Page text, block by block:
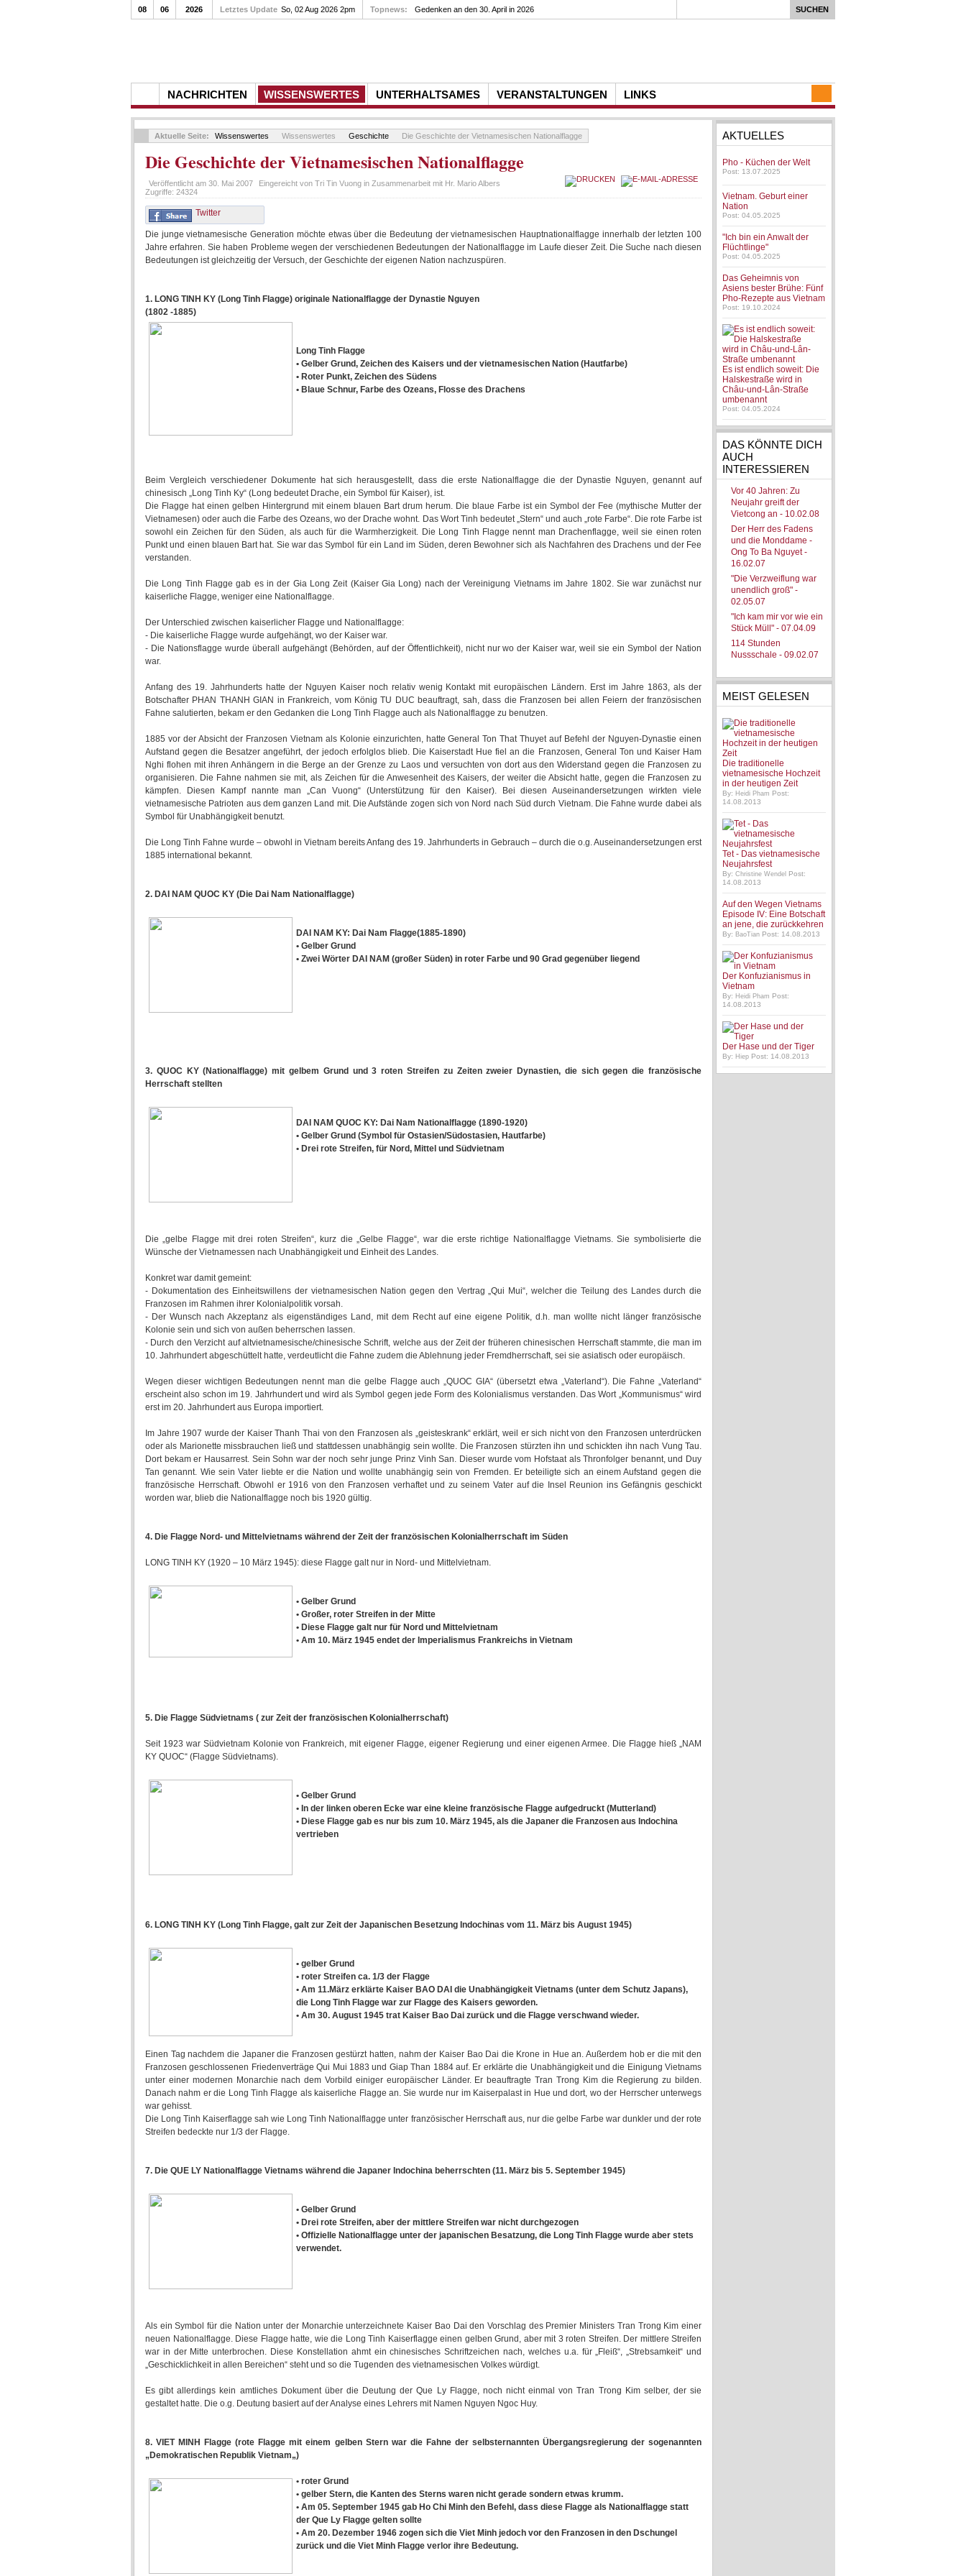
NACHRICHTEN WISSENSWERTES UNTERHALTSAMES VERANSTALTUNGEN LINKS
08 06 2026 Letztes Update So, 02 Aug 2026 2pm Topnews: Gedenkfeier zum 10. Todestag von Rupert Neudeck am...
Aktuelle Seite: Wissenswertes Wissenswertes Geschichte Die Geschichte der Vietnamesischen Nationalflagge
Die Geschichte der Vietnamesischen Nationalflagge
Veröffentlicht am 30. Mai 2007 Eingereicht von Tri Tin Vuong in Zusammenarbeit mit Hr. Mario Albers
Zugriffe: 24324
Twitter
Die junge vietnamesische Generation möchte etwas über die Bedeutung der vietnamesischen Hauptnationalflagge innerhalb der letzten 100
Jahre erfahren. Sie haben Probleme wegen der verschiedenen Bedeutungen der Nationalflagge im Laufe dieser Zeit. Die Suche nach diesen
Bedeutungen ist gleichzeitig der Versuch, der Geschichte der eigenen Nation nachzuspüren.
1. LONG TINH KY (Long Tinh Flagge) originale Nationalflagge der Dynastie Nguyen
(1802 -1885)
Long Tinh Flagge
• Gelber Grund, Zeichen des Kaisers und der vietnamesischen Nation (Hautfarbe)
• Roter Punkt, Zeichen des Südens
• Blaue Schnur, Farbe des Ozeans, Flosse des Drachens
Beim Vergleich verschiedener Dokumente hat sich herausgestellt, dass die erste Nationalflagge die der Dynastie Nguyen, genannt auf
chinesisch „Long Tinh Ky“ (Long bedeutet Drache, ein Symbol für Kaiser), ist.
Die Flagge hat einen gelben Hintergrund mit einem blauen Bart drum herum. Die blaue Farbe ist ein Symbol der Fee (mythische Mutter der
Vietnamesen) oder auch die Farbe des Ozeans, wo der Drache wohnt. Das Wort Tinh bedeutet „Stern“ und auch „rote Farbe“. Die rote Farbe ist
sowohl ein Zeichen für den Süden, als auch für die Warmherzigkeit. Die Long Tinh Flagge nennt man Drachenflagge, weil sie einen roten
Punkt und einen blauen Bart hat. Sie war das Symbol für ein Land im Süden, deren Bewohner sich als Nachfahren des Drachens und der Fee
verstanden.
Die Long Tinh Flagge gab es in der Gia Long Zeit (Kaiser Gia Long) nach der Vereinigung Vietnams im Jahre 1802. Sie war zunächst nur
kaiserliche Flagge, weniger eine Nationalflagge.
Der Unterschied zwischen kaiserlicher Flagge und Nationalflagge:
- Die kaiserliche Flagge wurde aufgehängt, wo der Kaiser war.
- Die Nationsflagge wurde überall aufgehängt (Behörden, auf der Öffentlichkeit), nicht nur wo der Kaiser war, weil sie ein Symbol der Nation
war.
Anfang des 19. Jahrhunderts hatte der Nguyen Kaiser noch relativ wenig Kontakt mit europäischen Ländern. Erst im Jahre 1863, als der
Botschafter PHAN THANH GIAN in Frankreich, vom König TU DUC beauftragt, sah, dass die Franzosen bei allen Feiern der französischen
Fahne salutierten, bekam er den Gedanken die Long Tinh Flagge auch als Nationalflagge zu benutzen.
1885 vor der Absicht der Franzosen Vietnam als Kolonie einzurichten, hatte General Ton That Thuyet auf Befehl der Nguyen-Dynastie einen
Aufstand gegen die Besatzer angeführt, der jedoch erfolglos blieb. Die Kaiserstadt Hue fiel an die Franzosen, General Ton und Kaiser Ham
Nghi flohen mit ihren Anhängern in die Berge an der Grenze zu Laos und versuchten von dort aus den Widerstand gegen die Franzosen zu
organisieren. Die Fahne nahmen sie mit, als Zeichen für die Anwesenheit des Kaisers, der weiter die Absicht hatte, gegen die Franzosen zu
kämpfen. Diesen Kampf nannte man „Can Vuong“ (Unterstützung für den Kaiser). Bei diesen Auseinandersetzungen wirkten viele
vietnamesische Patrioten aus dem ganzen Land mit. Die Aufstände zogen sich von Nord nach Süd durch Vietnam. Die Fahne wurde dabei als
Symbol für Unabhängigkeit benutzt.
Die Long Tinh Fahne wurde – obwohl in Vietnam bereits Anfang des 19. Jahrhunderts in Gebrauch – durch die o.g. Auseinandersetzungen erst
1885 international bekannt.
2. DAI NAM QUOC KY (Die Dai Nam Nationalflagge)
DAI NAM KY: Dai Nam Flagge(1885-1890)
• Gelber Grund
• Zwei Wörter DAI NAM (großer Süden) in roter Farbe und 90 Grad gegenüber liegend
3. QUOC KY (Nationalflagge) mit gelbem Grund und 3 roten Streifen zu Zeiten zweier Dynastien, die sich gegen die französische
Herrschaft stellten
DAI NAM QUOC KY: Dai Nam Nationalflagge (1890-1920)
• Gelber Grund (Symbol für Ostasien/Südostasien, Hautfarbe)
• Drei rote Streifen, für Nord, Mittel und Südvietnam
Die „gelbe Flagge mit drei roten Streifen“, kurz die „Gelbe Flagge“, war die erste richtige Nationalflagge Vietnams. Sie symbolisierte die
Wünsche der Vietnamessen nach Unabhängigkeit und Einheit des Landes.
Konkret war damit gemeint:
- Dokumentation des Einheitswillens der vietnamesischen Nation gegen den Vertrag „Qui Mui“, welcher die Teilung des Landes durch die
Franzosen im Rahmen ihrer Kolonialpolitik vorsah.
- Der Wunsch nach Akzeptanz als eigenständiges Land, mit dem Recht auf eine eigene Politik, d.h. man wollte nicht länger französische
Kolonie sein und sich von außen beherrschen lassen.
- Durch den Verzicht auf altvietnamesische/chinesische Schrift, welche aus der Zeit der früheren chinesischen Herrschaft stammte, die man im
10. Jahrhundert abgeschüttelt hatte, verdeutlicht die Fahne zudem die Ablehnung jeder Fremdherrschaft, sei sie asiatisch oder europäisch.
Wegen dieser wichtigen Bedeutungen nennt man die gelbe Flagge auch „QUOC GIA“ (übersetzt etwa „Vaterland“). Die Fahne „Vaterland“
erscheint also schon im 19. Jahrhundert und wird als Symbol gegen jede Form des Kolonialismus verstanden. Das Wort „Kommunismus“ wird
erst im 20. Jahrhundert aus Europa importiert.
Im Jahre 1907 wurde der Kaiser Thanh Thai von den Franzosen als „geisteskrank“ erklärt, weil er sich nicht von den Franzosen unterdrücken
oder als Marionette missbrauchen ließ und stattdessen unabhängig sein wollte. Die Franzosen stürzten ihn und schickten ihn nach Vung Tau.
Dort bekam er Hausarrest. Sein Sohn war der noch sehr junge Prinz Vinh San. Dieser wurde vom Hofstaat als Thronfolger benannt, und Duy
Tan genannt. Wie sein Vater liebte er die Nation und wollte unabhängig sein von Fremden. Er beteiligte sich an einem Aufstand gegen die
französische Herrschaft. Obwohl er 1916 von den Franzosen verhaftet und zu seinem Vater auf die Insel Reunion ins Gefängnis geschickt
worden war, blieb die Nationalflagge noch bis 1920 gültig.
4. Die Flagge Nord- und Mittelvietnams während der Zeit der französischen Kolonialherrschaft im Süden
LONG TINH KY (1920 – 10 März 1945): diese Flagge galt nur in Nord- und Mittelvietnam.
• Gelber Grund
• Großer, roter Streifen in der Mitte
• Diese Flagge galt nur für Nord und Mittelvietnam
• Am 10. März 1945 endet der Imperialismus Frankreichs in Vietnam
5. Die Flagge Südvietnams ( zur Zeit der französischen Kolonialherrschaft)
Seit 1923 war Südvietnam Kolonie von Frankreich, mit eigener Flagge, eigener Regierung und einer eigenen Armee. Die Flagge hieß „NAM
KY QUOC“ (Flagge Südvietnams).
• Gelber Grund
• In der linken oberen Ecke war eine kleine französische Flagge aufgedruckt (Mutterland)
• Diese Flagge gab es nur bis zum 10. März 1945, als die Japaner die Franzosen aus Indochina
vertrieben
6. LONG TINH KY (Long Tinh Flagge, galt zur Zeit der Japanischen Besetzung Indochinas vom 11. März bis August 1945)
• gelber Grund
• roter Streifen ca. 1/3 der Flagge
• Am 11.März erklärte Kaiser BAO DAI die Unabhängigkeit Vietnams (unter dem Schutz Japans),
die Long Tinh Flagge war zur Flagge des Kaisers geworden.
• Am 30. August 1945 trat Kaiser Bao Dai zurück und die Flagge verschwand wieder.
Einen Tag nachdem die Japaner die Franzosen gestürzt hatten, nahm der Kaiser Bao Dai die Krone in Hue an. Außerdem hob er die mit den
Franzosen geschlossenen Friedenverträge Qui Mui 1883 und Giap Than 1884 auf. Er erklärte die Unabhängigkeit und die Einigung Vietnams
unter einer modernen Monarchie nach dem Vorbild einiger europäischer Länder. Er beauftragte Tran Trong Kim die Regierung zu bilden.
Danach nahm er die Long Tinh Flagge als kaiserliche Flagge an. Sie wurde nur im Kaiserpalast in Hue und dort, wo der Herrscher unterwegs
war gehisst.
Die Long Tinh Kaiserflagge sah wie Long Tinh Nationalflagge unter französischer Herrschaft aus, nur die gelbe Farbe war dunkler und der rote
Streifen bedeckte nur 1/3 der Flagge.
7. Die QUE LY Nationalflagge Vietnams während die Japaner Indochina beherrschten (11. März bis 5. September 1945)
• Gelber Grund
• Drei rote Streifen, aber der mittlere Streifen war nicht durchgezogen
• Offizielle Nationalflagge unter der japanischen Besatzung, die Long Tinh Flagge wurde aber stets
verwendet.
Als ein Symbol für die Nation unter der Monarchie unterzeichnete Kaiser Bao Dai den Vorschlag des Premier Ministers Tran Trong Kim einer
neuen Nationalflagge. Diese Flagge hatte, wie die Long Tinh Kaiserflagge einen gelben Grund, aber mit 3 roten Streifen. Der mittlere Streifen
war in der Mitte unterbrochen. Diese Konstellation ahmt ein chinesisches Schriftzeichen nach, welches u.a. für „Fleiß“, „Strebsamkeit“ und
„Geschicklichkeit in allen Bereichen“ steht und so die Tugenden des vietnamesischen Volkes würdigt.
Es gibt allerdings kein amtliches Dokument über die Deutung der Que Ly Flagge, noch nicht einmal von Tran Trong Kim selber, der sie
gestaltet hatte. Die o.g. Deutung basiert auf der Analyse eines Lehrers mit Namen Nguyen Ngoc Huy.
8. VIET MINH Flagge (rote Flagge mit einem gelben Stern war die Fahne der selbsternannten Übergangsregierung der sogenannten
„Demokratischen Republik Vietnam„)
• roter Grund
• gelber Stern, die Kanten des Sterns waren nicht gerade sondern etwas krumm.
• Am 05. September 1945 gab Ho Chi Minh den Befehl, dass diese Flagge als Nationalflagge statt
der Que Ly Flagge gelten sollte
• Am 20. Dezember 1946 zogen sich die Viet Minh jedoch vor den Franzosen in den Dschungel
zurück und die Viet Minh Flagge verlor ihre Bedeutung.
AKTUELLES
Pho - Küchen der Welt
Post: 13.07.2025
Vietnam. Geburt einer
Nation
Post: 04.05.2025
"Ich bin ein Anwalt der
Flüchtlinge"
Post: 04.05.2025
Das Geheimnis von
Asiens bester Brühe: Fünf
Pho-Rezepte aus Vietnam
Post: 19.10.2024
Es ist endlich soweit: Die
Halskestraße wird in
Châu-und-Lân-Straße
umbenannt
Post: 04.05.2024
DAS KÖNNTE DICH
AUCH
INTERESSIEREN
Vor 40 Jahren: Zu
Neujahr greift der
Vietcong an - 10.02.08
Der Herr des Fadens
und die Monddame -
Ong To Ba Nguyet -
16.02.07
"Die Verzweiflung war
unendlich groß" -
02.05.07
"Ich kam mir vor wie ein
Stück Müll" - 07.04.09
114 Stunden
Nussschale - 09.02.07
MEIST GELESEN
Die traditionelle
vietnamesische Hochzeit
in der heutigen Zeit
By:Heidi Pham Post:
14.08.2013
Tet - Das vietnamesische
Neujahrsfest
By:Christine Wendel Post:
14.08.2013
Auf den Wegen Vietnams
Episode IV: Eine Botschaft
an jene, die zurückkehren
By:BaoTian Post: 14.08.2013
Der Konfuzianismus in
Vietnam
By:Heidi Pham Post:
14.08.2013
Der Hase und der Tiger
By:Hiep Post: 14.08.2013